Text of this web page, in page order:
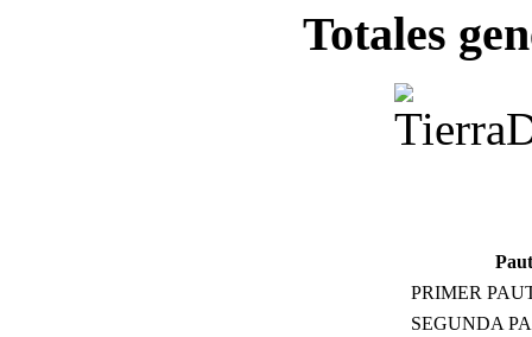
Totales
PRIMER
SEGUNDA